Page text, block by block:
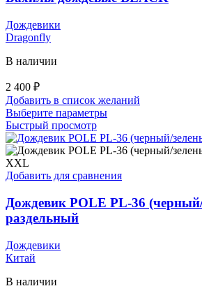
Дождевики
Dragonfly
В наличии
2 400 ₽
Добавить в список желаний
Выберите параметрыЭтот
имеет
несколько
Опции
выбрать
на
Быстрый просмотр
XXL
Добавить для сравнения
Дождевик POLE PL-36
раздельный
Дождевики
Китай
В наличии